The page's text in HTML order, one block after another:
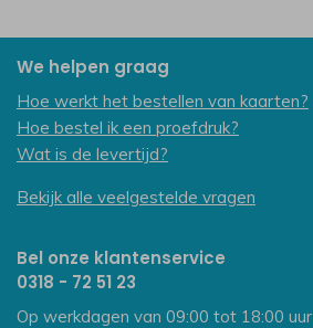
We helpen graag
Hoe werkt het bestellen van kaarten?
Hoe bestel ik een proefdruk?
Wat is de levertijd?
Bekijk alle veelgestelde vragen
Bel onze klantenservice
0318 - 72 51 23
Op werkdagen van 09:00 tot 18:00 uur